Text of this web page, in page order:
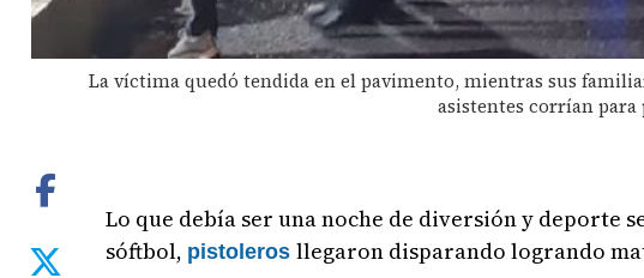
La víctima quedó tendida en el pavimento, mientras sus
asistentes corrían para
Lo que debía ser una noche de diversión y deporte
sóftbol, pistolerosllegaron disparando logrando